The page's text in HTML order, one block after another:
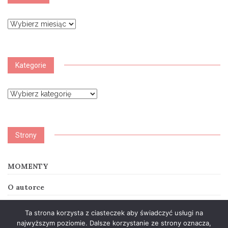
Archiwa
Kategorie
Kategorie
Strony
MOMENTY
O autorce
SUMMER STORY
Ta strona korzysta z ciasteczek aby świadczyć usługi na
najwyższym poziomie. Dalsze korzystanie ze strony oznacza,